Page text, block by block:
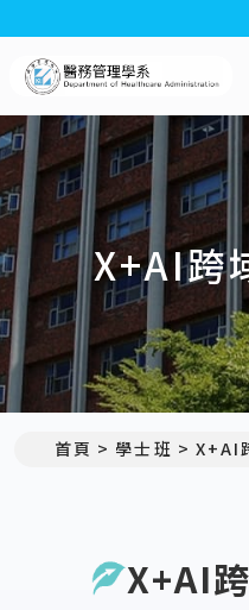
X+AI跨
首頁 學士班 X+AI
X+AI